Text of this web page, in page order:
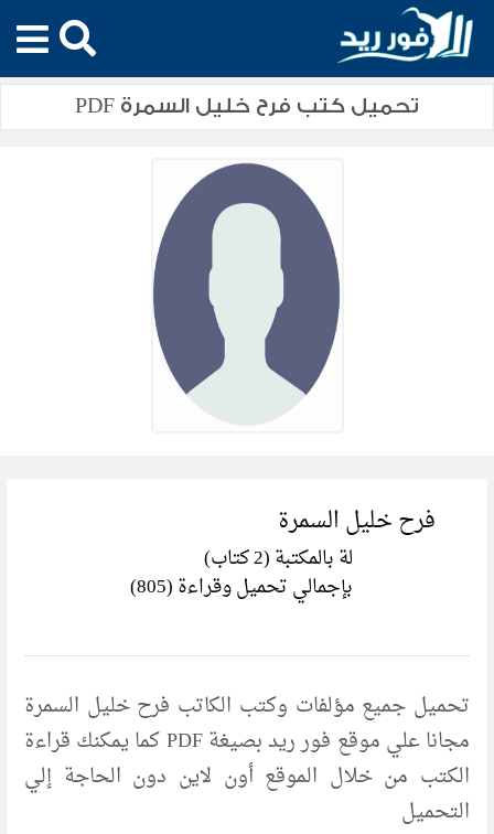
تحميل كتب فرح خليل السمرة PDF
فرح خليل السمرة
لة بالمكتبة (2 كتاب)
بإجمالي تحميل وقراءة (805)
تحميل جميع مؤلفات وكتب الكاتب فرح خليل السمرة
مجانا علي موقع فور ريد بصيغة PDF كما يمكنك قراءة
الكتب من خلال الموقع أون لاين دون الحاجة إلي
التحميل